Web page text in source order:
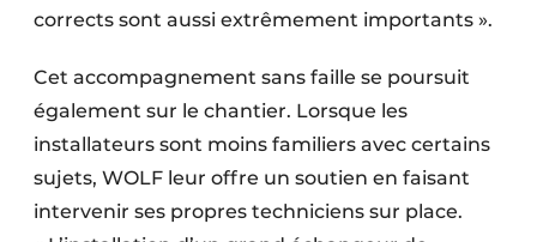
corrects sont aussi extrêmement ­importants ».
Cet accompagnement sans faille se poursuit
également sur le chantier. Lorsque les
installateurs sont moins familiers avec certains
sujets, WOLF leur offre un soutien en faisant
intervenir ses propres techniciens sur place.